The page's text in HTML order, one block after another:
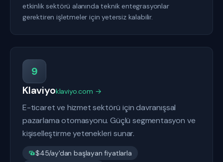
etkinlik sektörü alanında teknik entegrasyonlar
gerektiren işletmeler için yetersiz kalabilir.
9
Klaviyoklaviyo.com →
E-ticaret ve hizmet sektörü için davranışsal
pazarlama otomasyonu. Güçlü segmentasyon ve
kişiselleştirme yetenekleri sunar.
$45/ay'dan başlayan fiyatlarla